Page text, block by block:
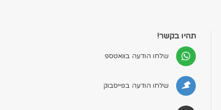
תהיו בקשר!
שלחו הודעה בוואטספ
שלחו הודעה בפייסבוק